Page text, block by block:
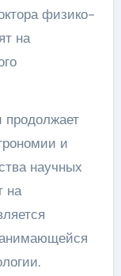
физико-
на
и
научных
на